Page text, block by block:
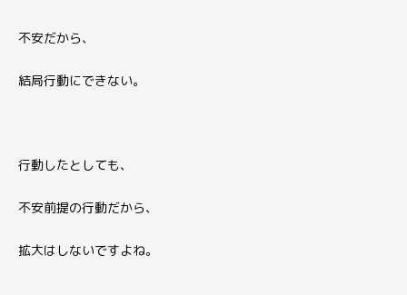
不安だから、
結局行動にできない。
行動したとしても、
不安前提の行動だから、
拡大はしないですよね。